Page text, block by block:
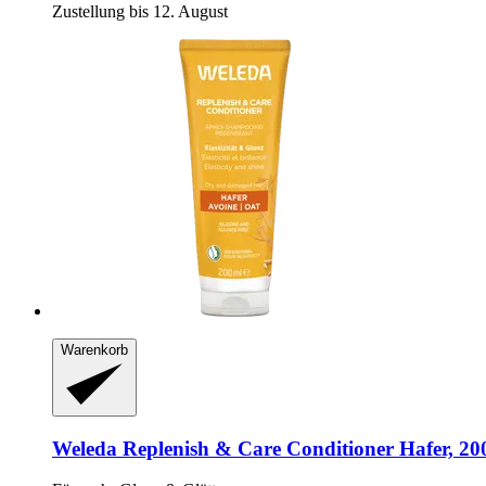
Zustellung bis 12. August
Warenkorb
Weleda Replenish & Care Conditioner Hafer,